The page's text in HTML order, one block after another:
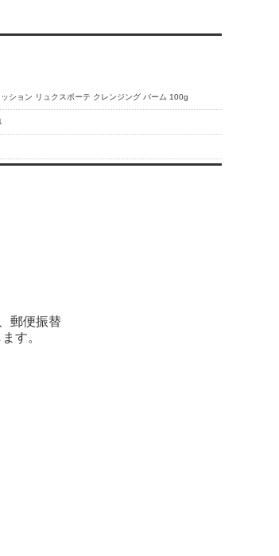
ション リュクスボーテ クレンジング バーム 100g
郵便振替
す。